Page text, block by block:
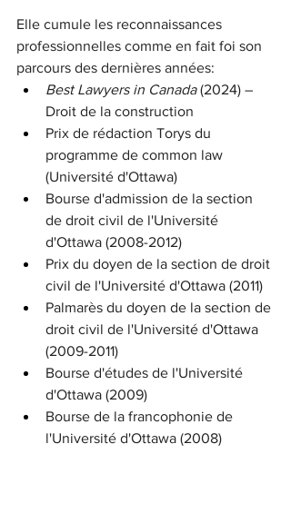
Elle cumule les reconnaissances
professionnelles comme en fait foi son
parcours des dernières années:
Best Lawyers in Canada (2024) –
Droit de la construction
Prix de rédaction Torys du
programme de common law
(Université d'Ottawa)
Bourse d'admission de la section
de droit civil de l'Université
d'Ottawa (2008-2012)
Prix du doyen de la section de droit
civil de l'Université d'Ottawa (2011)
Palmarès du doyen de la section de
droit civil de l'Université d'Ottawa
(2009-2011)
Bourse d'études de l'Université
d'Ottawa (2009)
Bourse de la francophonie de
l'Université d'Ottawa (2008)